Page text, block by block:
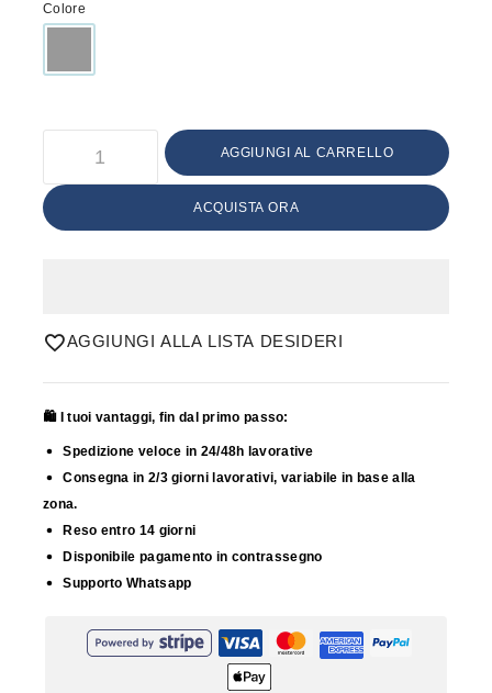
Colore
AGGIUNGI AL CARRELLO
ACQUISTA ORA
AGGIUNGI ALLA LISTA DESIDERI
🛍️ I tuoi vantaggi, fin dal primo passo:
Spedizione veloce in 24/48h lavorative
Consegna in 2/3 giorni lavorativi, variabile in base alla
zona.
Reso entro 14 giorni
Disponibile pagamento in contrassegno
Supporto Whatsapp